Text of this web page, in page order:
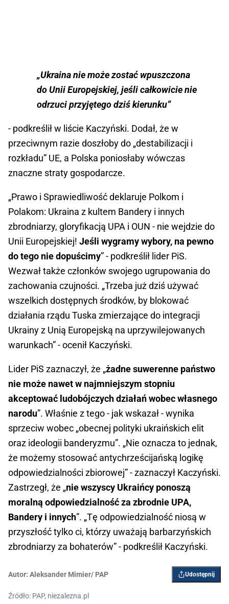
„Ukraina nie może zostać wpuszczona
do Unii Europejskiej, jeśli całkowicie nie
odrzuci przyjętego dziś kierunku”
- podkreślił w liście Kaczyński. Dodał, że w
przeciwnym razie doszłoby do „destabilizacji i
rozkładu” UE, a Polska poniosłaby wówczas
znaczne straty gospodarcze.
„Prawo i Sprawiedliwość deklaruje Polkom i
Polakom: Ukraina z kultem Bandery i innych
zbrodniarzy, gloryfikacją UPA i OUN - nie wejdzie do
Unii Europejskiej! Jeśli wygramy wybory, na pewno
do tego nie dopuścimy” - podkreślił lider PiS.
Wezwał także członków swojego ugrupowania do
zachowania czujności. „Trzeba już dziś używać
wszelkich dostępnych środków, by blokować
działania rządu Tuska zmierzające do integracji
Ukrainy z Unią Europejską na uprzywilejowanych
warunkach” - ocenił Kaczyński.
Lider PiS zaznaczył, że „żadne suwerenne państwo
nie może nawet w najmniejszym stopniu
akceptować ludobójczych działań wobec własnego
narodu”. Właśnie z tego - jak wskazał - wynika
sprzeciw wobec „obecnej polityki ukraińskich elit
oraz ideologii banderyzmu”. „Nie oznacza to jednak,
że możemy stosować antychrześcijańską logikę
odpowiedzialności zbiorowej” - zaznaczył Kaczyński.
Zastrzegł, że „nie wszyscy Ukraińcy ponoszą
moralną odpowiedzialność za zbrodnie UPA,
Bandery i innych”. „Tę odpowiedzialność niosą w
przyszłość tylko ci, którzy uważają barbarzyńskich
zbrodniarzy za bohaterów” - podkreślił Kaczyński.
Autor: Aleksander Mimier/ PAP Udostępnij
Źródło: PAP, niezalezna.pl